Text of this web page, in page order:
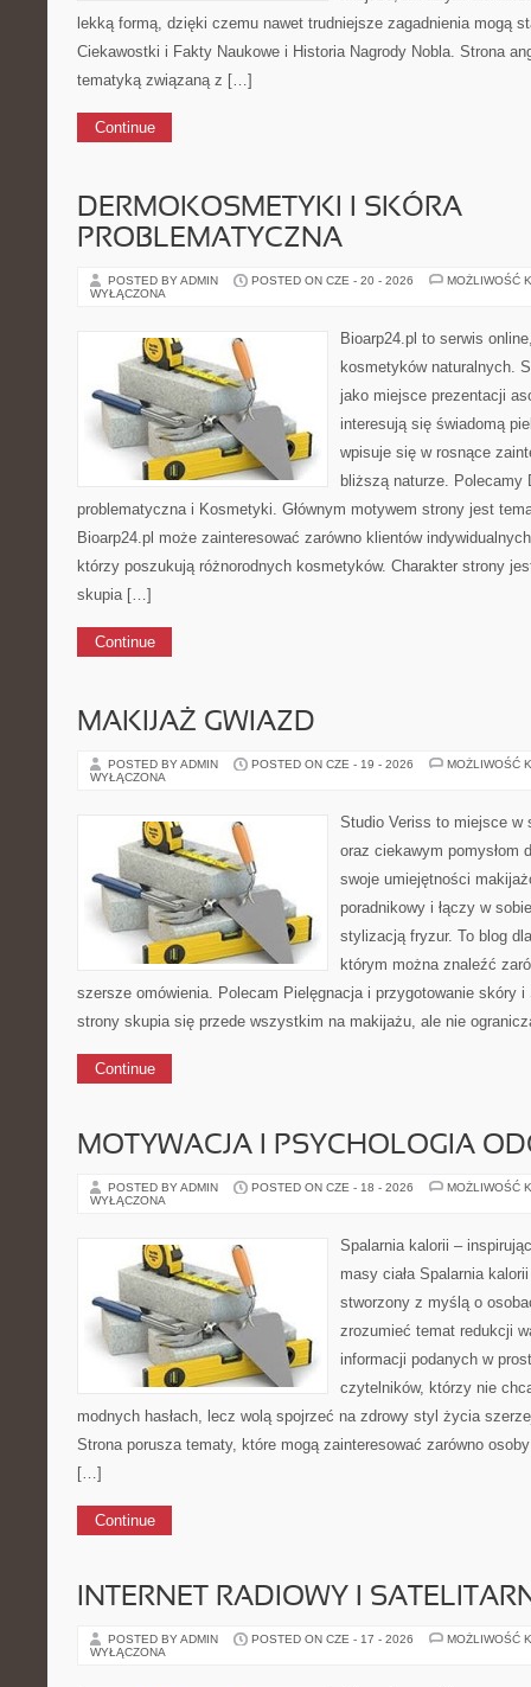
lekką formą, dzięki czemu nawet trudniejsze zagadnienia mogą
Ciekawostki i Fakty Naukowe i Historia Nagrody Nobla. Strona
tematyką związaną z […]
Continue
DERMOKOSMETYKI I SKÓRA
PROBLEMATYCZNA
POSTED BY ADMIN POSTED ON CZE - 20 - 2026
MOŻLIWOŚĆ
WYŁĄCZONA
Bioarp24.pl to serwis
kosmetyków naturalnych.
jako miejsce prezentacji
interesują się świadomą
wpisuje się w rosnące
bliższą naturze. Polecamy
problematyczna i Kosmetyki. Głównym motywem strony jest
Bioarp24.pl może zainteresować zarówno klientów
którzy poszukują różnorodnych kosmetyków. Charakter strony
skupia […]
Continue
MAKIJAŻ GWIAZD
POSTED BY ADMIN POSTED ON CZE - 19 - 2026
MOŻLIWOŚĆ
WYŁĄCZONA
Studio Veriss to miejsce w
oraz ciekawym pomysłom
swoje umiejętności
poradnikowy i łączy w
stylizacją fryzur. To blog
którym można znaleźć
szersze omówienia. Polecam Pielęgnacja i przygotowanie skóry
strony skupia się przede wszystkim na makijażu, ale nie
Continue
MOTYWACJA I PSYCHOLOGIA
POSTED BY ADMIN POSTED ON CZE - 18 - 2026
MOŻLIWOŚĆ
WYŁĄCZONA
Spalarnia kalorii –
masy ciała Spalarnia
stworzony z myślą o
zrozumieć temat redukcji
informacji podanych w
czytelników, którzy nie
modnych hasłach, lecz wolą spojrzeć na zdrowy styl życia
Strona porusza tematy, które mogą zainteresować zarówno
[…]
Continue
INTERNET RADIOWY I
POSTED BY ADMIN POSTED ON CZE - 17 - 2026
MOŻLIWOŚĆ
WYŁĄCZONA